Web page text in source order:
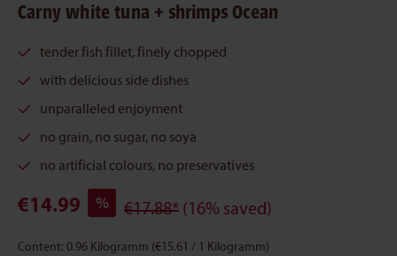
Carny white tuna + shrimps Ocean
tender fish fillet, finely chopped
with delicious side dishes
unparalleled enjoyment
no grain, no sugar, no soya
no artificial colours, no preservatives
€14.99 % €17.88* (16% saved)
Content: 0.96 Kilogramm (€15.61 / 1 Kilogramm)